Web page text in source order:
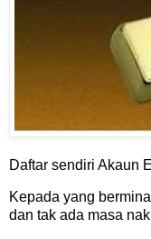
Daftar sendiri Akaun
Kepada yang
dan tak ada masa